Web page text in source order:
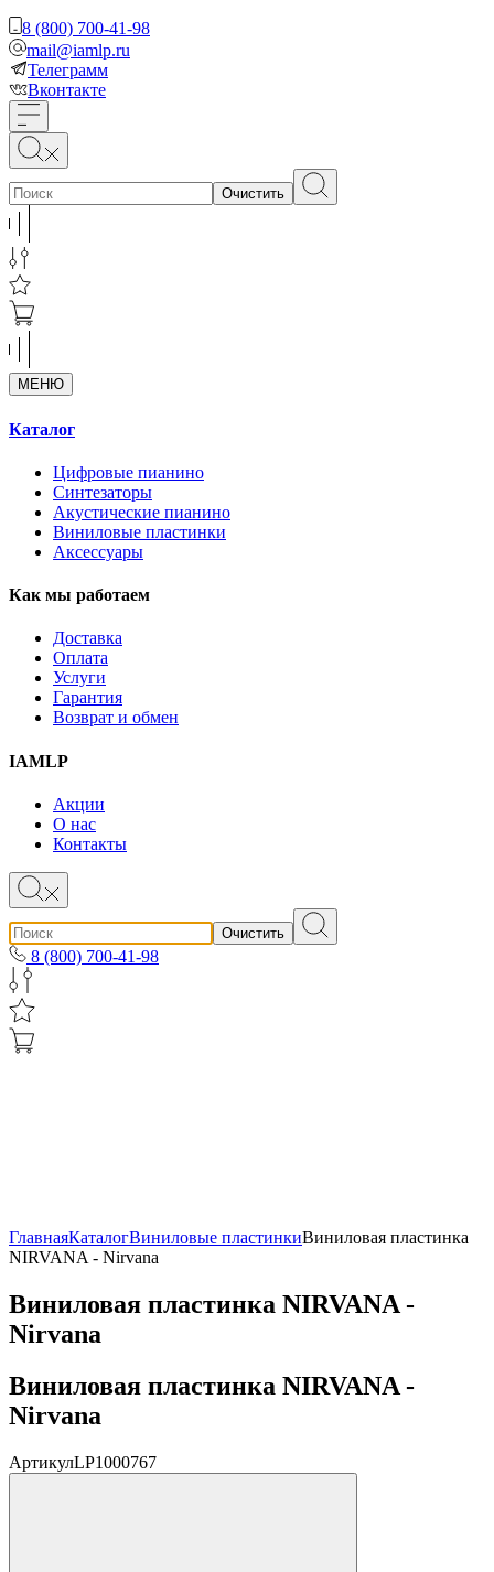
8 (800) 700-41-98
mail@iamlp.ru
Телеграмм
Вконтакте
Очистить
МЕНЮ
Каталог
Цифровые пианино
Синтезаторы
Акустические пианино
Виниловые пластинки
Аксессуары
Как мы работаем
Доставка
Оплата
Услуги
Гарантия
Возврат и обмен
IAMLP
Акции
О нас
Контакты
Очистить
8 (800) 700-41-98
ГлавнаяКаталогВиниловые пластинкиВиниловая пластинка
NIRVANA - Nirvana
Виниловая пластинка NIRVANA -
Nirvana
Виниловая пластинка NIRVANA -
Nirvana
АртикулLP1000767